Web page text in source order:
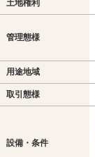
土地権利
管理態様
用途地域
取引態様
設備・条件